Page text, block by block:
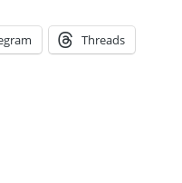
Threads